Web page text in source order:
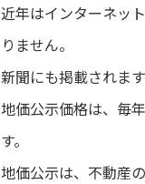
近年はインターネッ
りません。
新聞にも掲載されま
地価公示価格は、毎
す。
地価公示は、不動産